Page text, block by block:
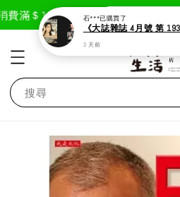
滿＄1800免運費 現在去購物！
搜尋
石***已購買了
3 天前